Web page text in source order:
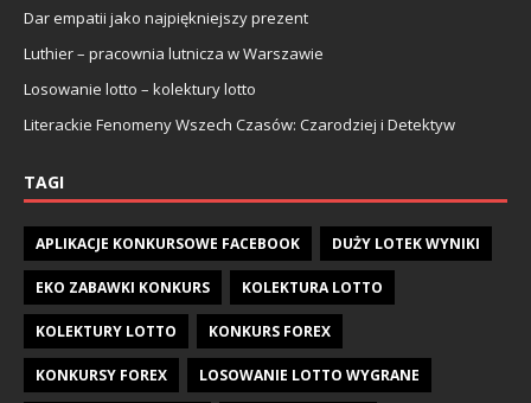
Dar empatii jako najpiękniejszy prezent
Luthier – pracownia lutnicza w Warszawie
Losowanie lotto – kolektury lotto
Literackie Fenomeny Wszech Czasów: Czarodziej i Detektyw
TAGI
APLIKACJE KONKURSOWE FACEBOOK DUŻY LOTEK WYNIKI
EKO ZABAWKI KONKURS KOLEKTURA LOTTO
KOLEKTURY LOTTO KONKURS FOREX
KONKURSY FOREX LOSOWANIE LOTTO WYGRANE